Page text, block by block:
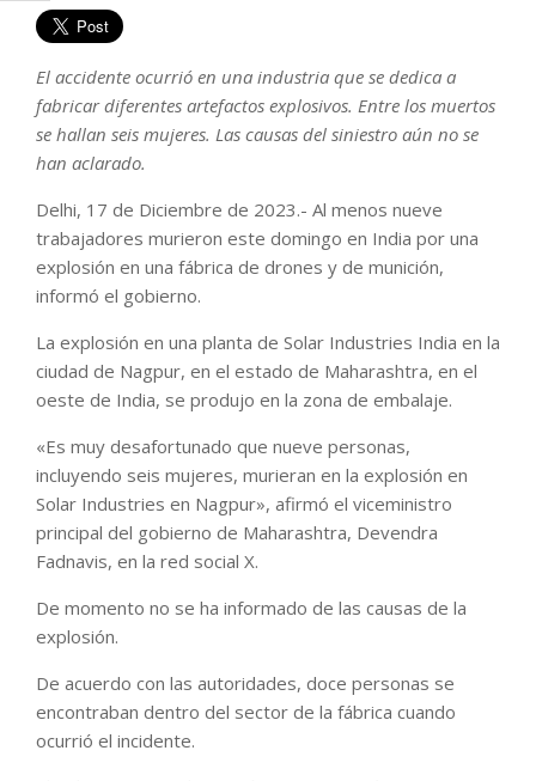
El accidente ocurrió en una industria que se dedica a
fabricar diferentes artefactos explosivos. Entre los muertos
se hallan seis mujeres. Las causas del siniestro aún no se
han aclarado.
Delhi, 17 de Diciembre de 2023.- Al menos nueve
trabajadores murieron este domingo en India por una
explosión en una fábrica de drones y de munición,
informó el gobierno.
La explosión en una planta de Solar Industries India en la
ciudad de Nagpur, en el estado de Maharashtra, en el
oeste de India, se produjo en la zona de embalaje.
«Es muy desafortunado que nueve personas,
incluyendo seis mujeres, murieran en la explosión en
Solar Industries en Nagpur», afirmó el viceministro
principal del gobierno de Maharashtra, Devendra
Fadnavis, en la red social X.
De momento no se ha informado de las causas de la
explosión.
De acuerdo con las autoridades, doce personas se
encontraban dentro del sector de la fábrica cuando
ocurrió el incidente.